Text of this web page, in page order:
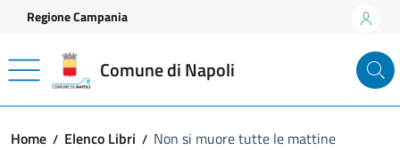
Vai ai contenuti
Vai al footer
Regione Campania
Comune di Napoli
Home Elenco Libri Non si muore tutte le mattine